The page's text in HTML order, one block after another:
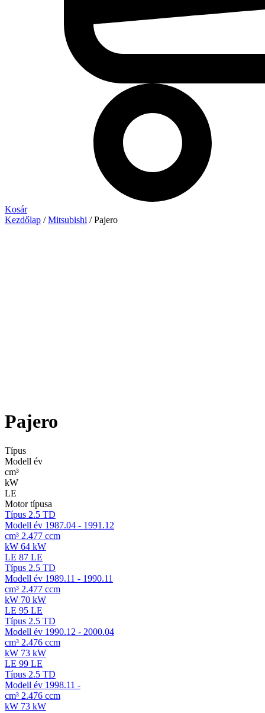
Kosár
Kezdőlap /Mitsubishi / Pajero
Pajero
Típus
Modell év
cm³
kW
LE
Motor típusa
Típus 2.5 TD
Modell év 1987.04 - 1991.12
cm³ 2.477 ccm
kW 64 kW
LE 87 LE
Típus 2.5 TD
Modell év 1989.11 - 1990.11
cm³ 2.477 ccm
kW 70 kW
LE 95 LE
Típus 2.5 TD
Modell év 1990.12 - 2000.04
cm³ 2.476 ccm
kW 73 kW
LE 99 LE
Típus 2.5 TD
Modell év 1998.11 -
cm³ 2.476 ccm
kW 73 kW